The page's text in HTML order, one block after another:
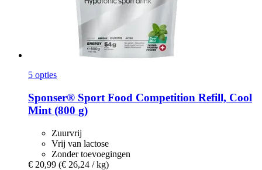
5 opties
Sponser® Sport Food Competition Refill, Cool
Mint (800 g)
Zuurvrij
Vrij van lactose
Zonder toevoegingen
€ 20,99 (€ 26,24 / kg)